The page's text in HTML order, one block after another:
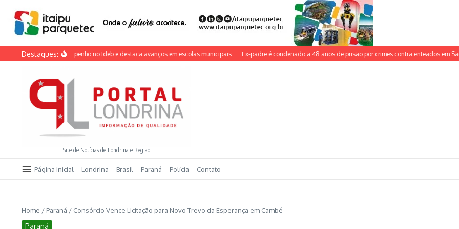
Ir para o conteúdo
Destaques:
mantém desempenho no Ideb e destaca avanços em escolas municipais Ex-padre é condenado a 48 anos de prisão por crimes contra enteados em São
Site de Notícias de Londrina e Região
Página Inicial Londrina Brasil Paraná Polícia Contato
Home / Paraná / Consórcio Vence Licitação para Novo Trevo da Esperança em Cambé
Paraná